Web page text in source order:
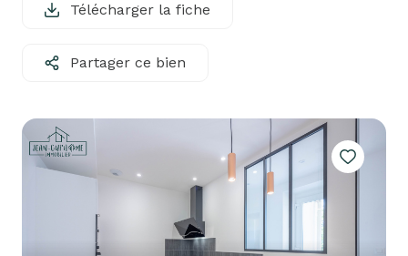
biens
à
louer
Télécharger la fiche
Partager ce bien